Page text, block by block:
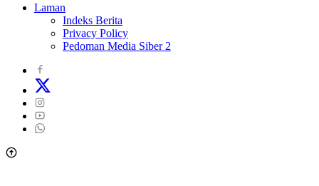
Laman
Indeks Berita
Privacy Policy
Pedoman Media Siber 2